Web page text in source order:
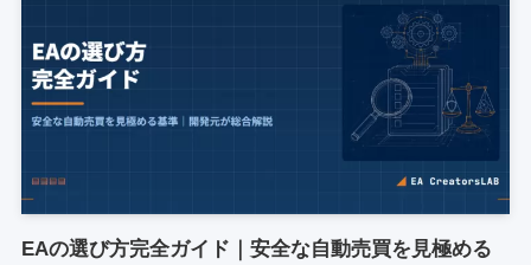
EAの選び方完全ガイド｜安全な自動売買を見極める